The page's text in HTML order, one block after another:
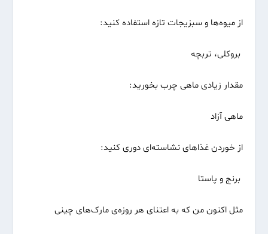
از میوه‌ها و سبزیجات تازه استفاده کنید:
بروکلی، تربچه
مقدار زیادی ماهی چرب بخورید:
ماهی آزاد
از خوردن غذاهای نشاسته‌ای دوری کنید:
برنج و پاستا
مثل اکنون من که به اعتنای هر روزه‌ی مارک‌های چینی